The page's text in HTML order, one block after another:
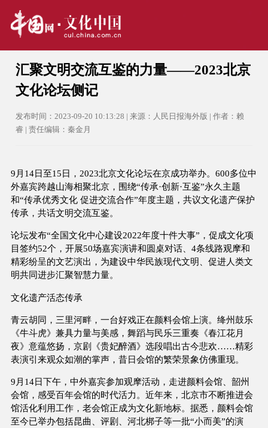
汇聚文明交流互鉴的力量——2023北京
文化论坛侧记
发布时间：2023-09-20 10:13:28 | 来源：人民日报海外版 | 作者：赖
睿 | 责任编辑：秦金月
9月14日至15日，2023北京文化论坛在京成功举办。600多位中
外嘉宾跨越山海相聚北京，围绕“传承·创新·互鉴”永久主题
和“传承优秀文化 促进交流合作”年度主题，共议文化遗产保护
传承，共话文明交流互鉴。
论坛发布“全国文化中心建设2022年度十件大事”，促成文化项
目签约52个，开展50场嘉宾演讲和圆桌对话、4条线路观摩和
精彩纷呈的文艺演出，为建设中华民族现代文明、促进人类文
明共同进步汇聚智慧力量。
文化遗产活态传承
青云胡同，三里河畔，一台好戏正在颜料会馆上演。绛州鼓乐
《牛斗虎》兼具力量与美感，舞蹈与民乐三重奏《春江花月
夜》意蕴悠扬，京剧《贵妃醉酒》选段唱出古今悲欢……精彩
表演引来观众如潮的掌声，昔日会馆的繁荣景象仿佛重现。
9月14日下午，中外嘉宾参加观摩活动，走进颜料会馆、韶州
会馆，感受百年会馆的时代活力。近年来，北京市不断推进会
馆活化利用工作，老会馆正成为文化新地标。据悉，颜料会馆
至今已举办包括昆曲、评剧、河北梆子等一批“小而美”的演